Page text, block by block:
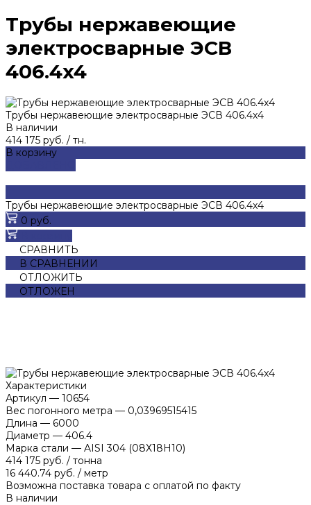
Трубы нержавеющие
электросварные ЭСВ
406.4x4
Трубы нержавеющие электросварные ЭСВ 406.4x4
В наличии
414 175 руб. / тн.
В корзину
Трубы нержавеющие электросварные ЭСВ 406.4x4
0 руб.
СРАВНИТЬ
В СРАВНЕНИИ
ОТЛОЖИТЬ
ОТЛОЖЕН
Характеристики
Артикул — 10654
Вес погонного метра — 0,03969515415
Длина — 6000
Диаметр — 406.4
Марка стали — AISI 304 (08Х18Н10)
414 175 руб. / тонна
16 440.74 руб. / метр
Возможна поставка товара с оплатой по факту
В наличии